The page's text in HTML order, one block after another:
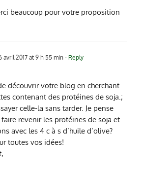
beaucoup pour votre proposition
avril 2017 at 9 h 55 min- Reply
découvrir votre blog en cherchant
contenant des protéines de soja.;
celle-la sans tarder. Je pense
faire revenir les protéines de soja et
avec les 4 c à s d’huile d’olive?
toutes vos idées!